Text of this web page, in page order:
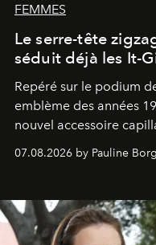
FEMMES
Le serre-tête
séduit déjà les It-
Repéré sur le podium
emblème des années
nouvel accessoire
07.08.2026 by Pauline